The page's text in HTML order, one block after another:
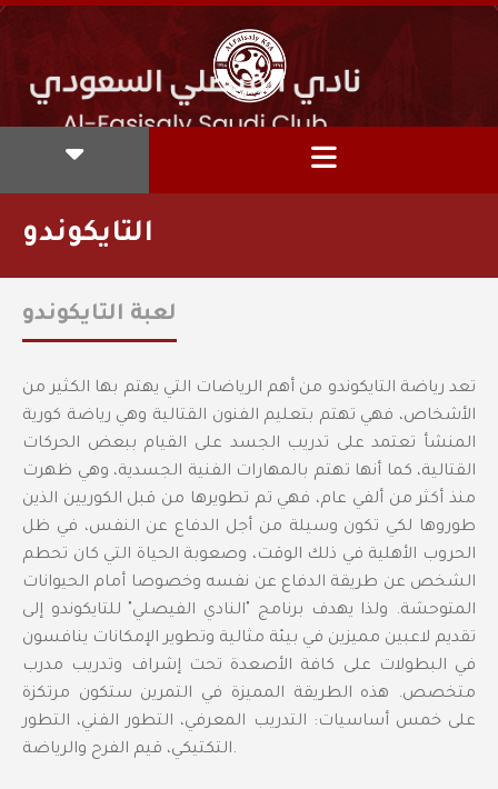
التايكوندو
لعبة التايكوندو
تعد رياضة التايكوندو من أهم الرياضات التي يهتم بها الكثير من
الأشخاص، فهي تهتم بتعليم الفنون القتالية وهي رياضة كورية
المنشأ تعتمد على تدريب الجسد على القيام ببعض الحركات
القتالية، كما أنها تهتم بالمهارات الفنية الجسدية، وهي ظهرت
منذ أكثر من ألفي عام، فهي تم تطويرها من قبل الكوريين الذين
طوروها لكي تكون وسيلة من أجل الدفاع عن النفس، في ظل
الحروب الأهلية في ذلك الوقت، وصعوبة الحياة التي كان تحطم
الشخص عن طريقة الدفاع عن نفسه وخصوصا أمام الحيوانات
المتوحشة. ولذا يهدف برنامج "النادي الفيصلي" للتايكوندو إلى
تقديم لاعبين مميزين في بيئة مثالية وتطوير الإمكانات ينافسون
في البطولات على كافة الأصعدة تحت إشراف وتدريب مدرب
متخصص. هذه الطريقة المميزة في التمرين ستكون مرتكزة
على خمس أساسيات: التدريب المعرفي، التطور الفني، التطور
التكتيكي، قيم الفرح والرياضة.